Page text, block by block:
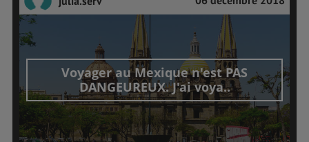
Voyager au Mexique n'est PAS
DANGEUREUX. J'ai voya..